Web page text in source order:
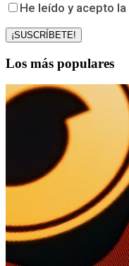
He leído y acepto la
Los más populares